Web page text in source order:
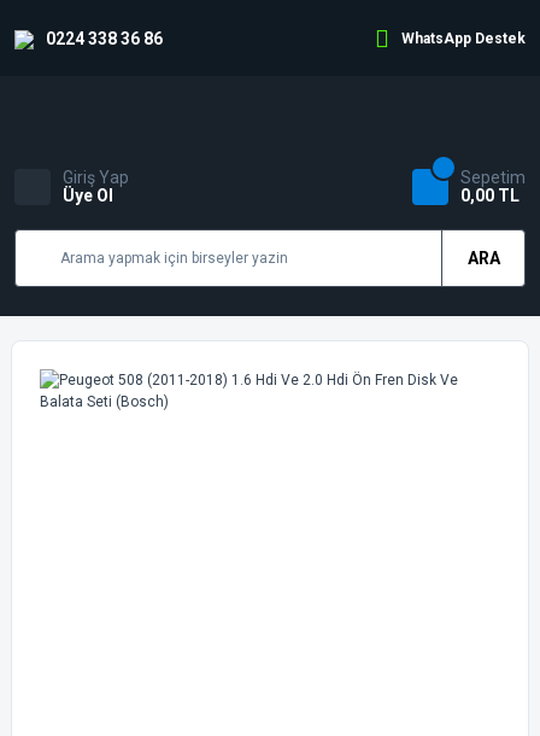
0224 338 36 86 WhatsApp Destek
ARA
Giriş Yap
Üye Ol
Sepetim
0,00 TL